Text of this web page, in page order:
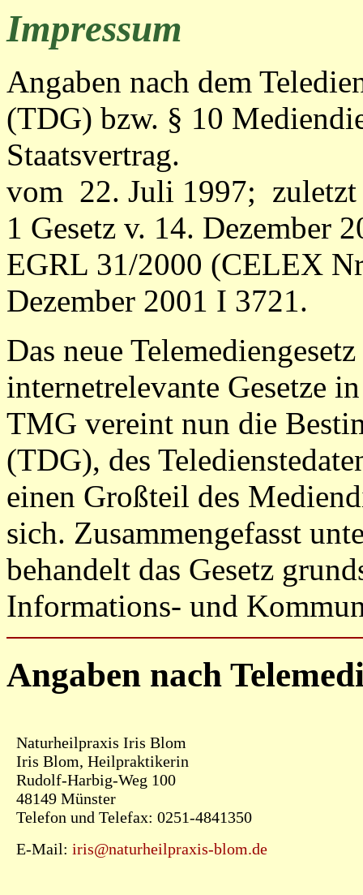
Impressum
Angaben nach dem
(TDG) bzw. § 10
Staatsvertrag.
vom 22. Juli 1997; zuletzt
1 Gesetz v. 14. Dezember
EGRL 31/2000 (CELEX
Dezember 2001 I 3721.
Das neue
internetrelevante Gesetze
TMG vereint nun die
(TDG), des
einen Großteil des
sich. Zusammengefasst
behandelt das Gesetz
Informations- und
Angaben nach
Naturheilpraxis Iris Blom
Iris Blom, Heilpraktikerin
Rudolf-Harbig-Weg 100
48149 Münster
Telefon und Telefax: 0251-4841350
E-Mail: iris@naturheilpraxis-blom.de